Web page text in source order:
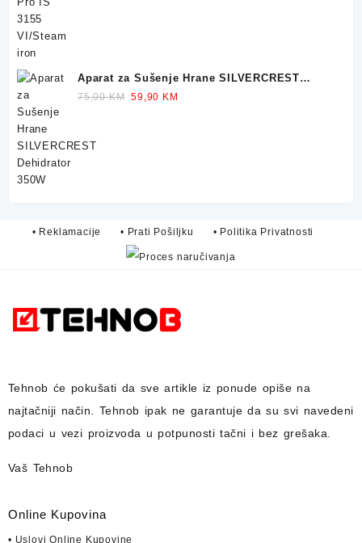
Aparat za Sušenje Hrane SILVERCREST
Dehidrator 350W
75,00KM Original
59,90 KM
• Reklamacije • Prati Pošiljku • Politika Privatnosti
Tehnob će pokušati da sve artikle iz ponude opiše na
najtačniji način. Tehnob ipak ne garantuje da su svi navedeni
podaci u vezi proizvoda u potpunosti tačni i bez grešaka.
Vaš Tehnob
Online Kupovina
• Uslovi Online Kupovine